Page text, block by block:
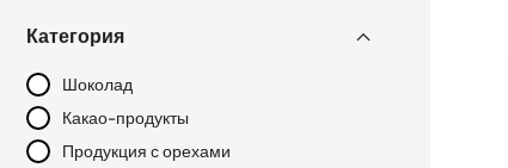
N°
Категория
Шоколад
Какао-продукты
Продукция с орехами